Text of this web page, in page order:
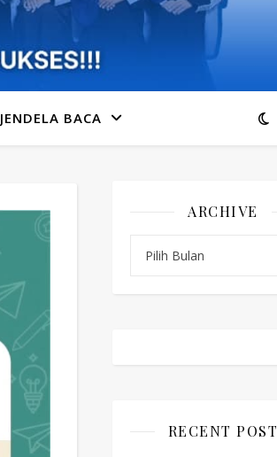
JENDELA BACA
ARCHIVE
RECENT POST